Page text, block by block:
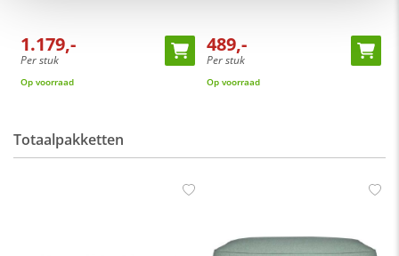
1.179,-
Per stuk
Op voorraad
489,-
Per stuk
Op voorraad
Totaalpakketten